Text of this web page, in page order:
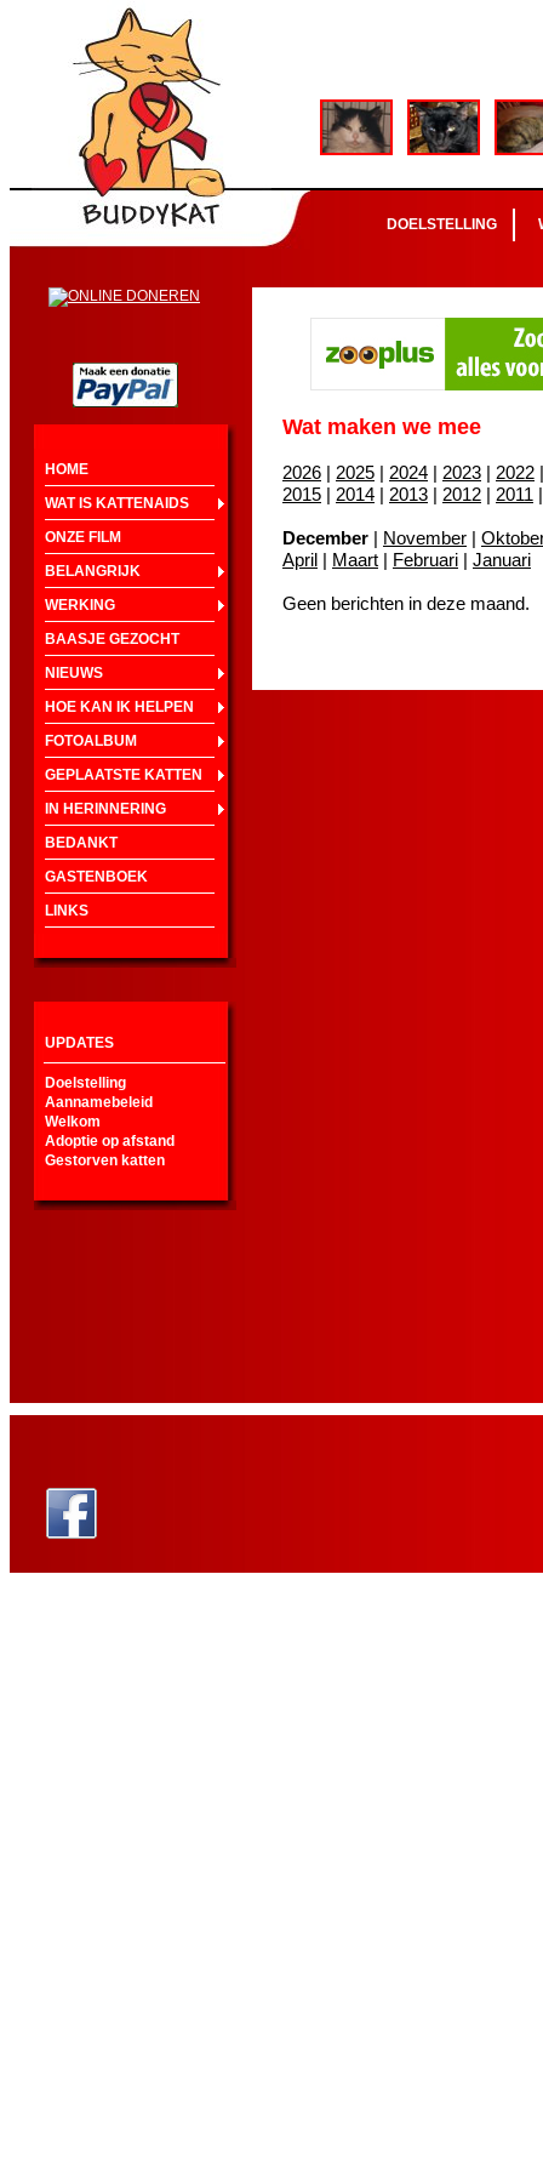
DOELSTELLING
HOME
WAT IS KATTENAIDS
ONZE FILM
BELANGRIJK
WERKING
BAASJE GEZOCHT
NIEUWS
HOE KAN IK HELPEN
FOTOALBUM
GEPLAATSTE KATTEN
IN HERINNERING
BEDANKT
GASTENBOEK
LINKS
UPDATES
Doelstelling
Aannamebeleid
Welkom
Adoptie op afstand
Gestorven katten
Wat maken we mee
2026 | 2025 | 2024 | 2023 | 2022
2015 | 2014 | 2013 | 2012 | 2011
December | November |
April | Maart | Februari | Januari
Geen berichten in deze maand.